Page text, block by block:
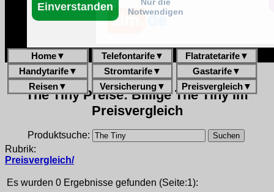
Home▼ Telefontarife▼ Flatratetarife▼
Handytarife▼ Stromtarife▼ Gastarife▼
Reisen▼ Versicherung▼ Preisvergleich▼
The Tiny Preise: Billige The Tiny im
Preisvergleich
Produktsuche:
Rubrik:
Preisvergleich/
Es wurden 0 Ergebnisse gefunden (Seite:1):
Einverstanden
Notwendigen